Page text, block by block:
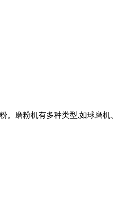
磨粉机有多种类型,如球磨机、